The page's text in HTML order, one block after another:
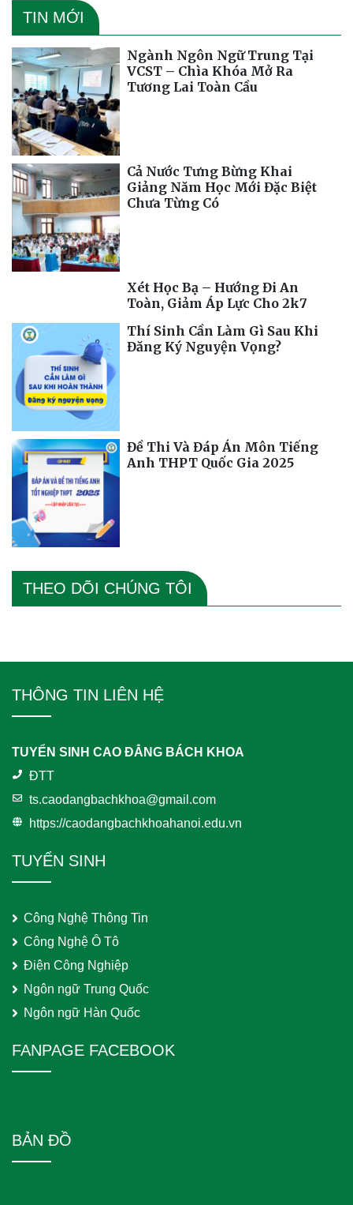
TIN MỚI
Ngành Ngôn Ngữ Trung Tại
VCST – Chìa Khóa Mở Ra
Tương Lai Toàn Cầu
Cả Nước Tưng Bừng Khai
Giảng Năm Học Mới Đặc Biệt
Chưa Từng Có
Xét Học Bạ – Hướng Đi An
Toàn, Giảm Áp Lực Cho 2k7
Thí Sinh Cần Làm Gì Sau Khi
Đăng Ký Nguyện Vọng?
Đề Thi Và Đáp Án Môn Tiếng
Anh THPT Quốc Gia 2025
THEO DÕI CHÚNG TÔI
THÔNG TIN LIÊN HỆ
TUYỂN SINH CAO ĐẲNG BÁCH KHOA
ĐTT
ts.caodangbachkhoa@gmail.com
https://caodangbachkhoahanoi.edu.vn
TUYỂN SINH
Công Nghệ Thông Tin
Công Nghệ Ô Tô
Điện Công Nghiệp
Ngôn ngữ Trung Quốc
Ngôn ngữ Hàn Quốc
FANPAGE FACEBOOK
BẢN ĐỒ